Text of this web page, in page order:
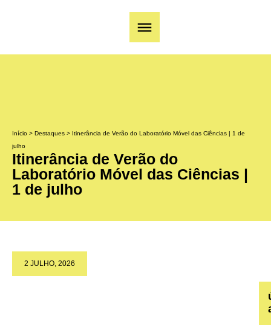
Início > Destaques > Itinerância de Verão do Laboratório Móvel das Ciências | 1 de
julho
Itinerância de Verão do
Laboratório Móvel das Ciências |
1 de julho
2 JULHO, 2026